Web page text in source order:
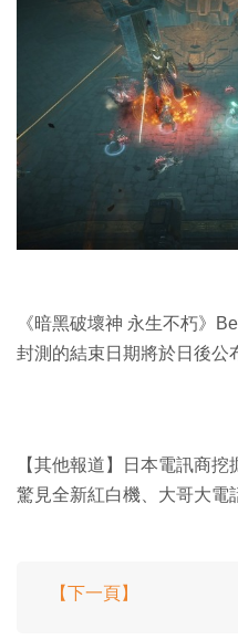
《暗黑破壞神 永生不朽》
封測的結束日期將於日後公
【其他報道】日本電訊商
驚見全新紅白機、大哥大電
【下一頁】